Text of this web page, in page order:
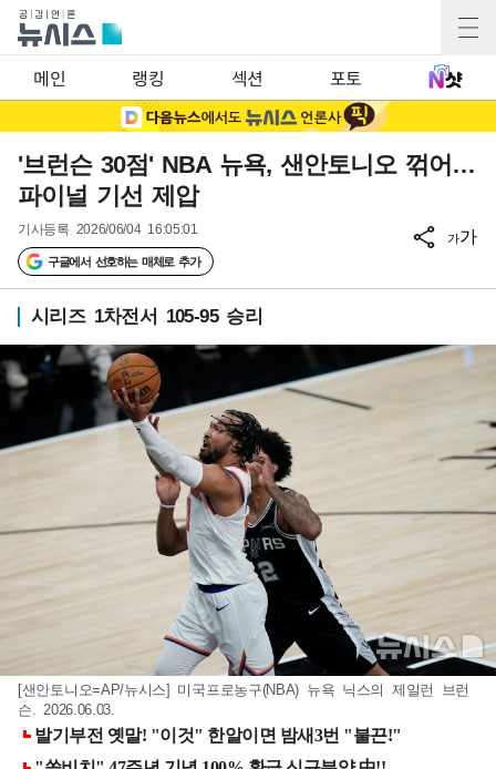
메인 랭킹 섹션 포토
'브런슨 30점' NBA 뉴욕, 샌안토니오 꺾어…
파이널 기선 제압
기사등록 2026/06/04 16:05:01
구글에서 선호하는 매체로 추가
가가
시리즈 1차전서 105-95 승리
[샌안토니오=AP/뉴시스] 미국프로농구(NBA) 뉴욕 닉스의 제일런 브런
슨. 2026.06.03.